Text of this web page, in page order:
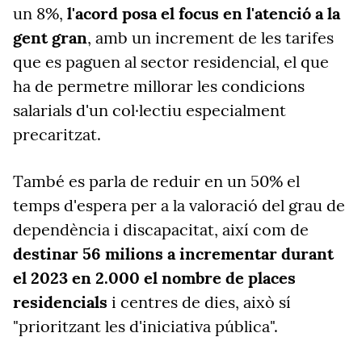
un 8%, l'acord posa el focus en l'atenció a la
gent gran, amb un increment de les tarifes
que es paguen al sector residencial, el que
ha de permetre millorar les condicions
salarials d'un col·lectiu especialment
precaritzat.
També es parla de reduir en un 50% el
temps d'espera per a la valoració del grau de
dependència i discapacitat, així com de
destinar 56 milions a incrementar durant
el 2023 en 2.000 el nombre de places
residencials i centres de dies, això sí
"prioritzant les d'iniciativa pública".